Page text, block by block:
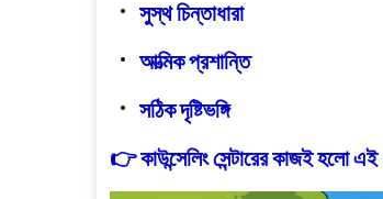
সুস্থ চিন্তাধারা
আত্মিক প্রশান্তি
সঠিক দৃষ্টিভঙ্গি
👉 কাউন্সেলিং সেন্টারের কাজই হলো এই